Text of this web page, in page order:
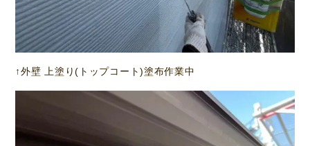
↑外壁 上塗り(トップコート)塗布作業中